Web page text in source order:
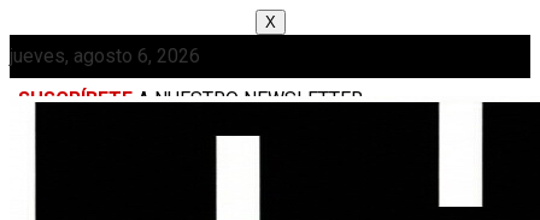
X
jueves, agosto 6, 2026
SUSCRÍBETE A NUESTRO NEWSLETTER